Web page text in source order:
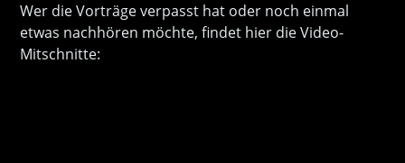
Wer die Vorträge verpasst hat oder noch einmal
etwas nachhören möchte, findet hier die Video-
Mitschnitte: